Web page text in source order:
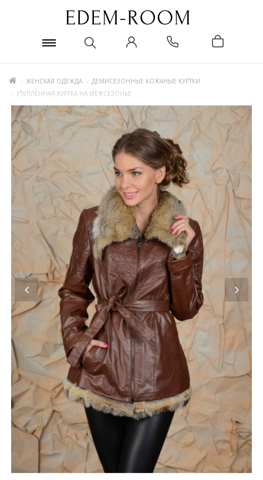
ЖЕНСКАЯ ОДЕЖДА
ДЕМИСЕЗОННЫЕ КОЖАНЫЕ КУРТКИ
УТЕПЛЁННАЯ КУРТКА НА МЕЖСЕЗОНЬЕ